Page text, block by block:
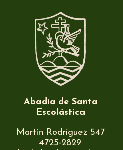
Abadía de Santa
Escolástica
Martín Rodríguez 547
4725-2829